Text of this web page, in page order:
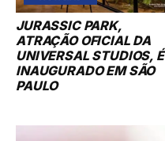
JURASSIC PARK,
ATRAÇÃO OFICIAL DA
UNIVERSAL STUDIOS, É
INAUGURADO EM SÃO
PAULO